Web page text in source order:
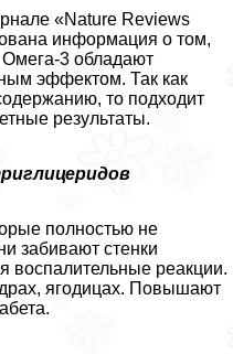
«Nature Reviews
информация о том,
3 обладают
эффектом. Так как
то подходит
результаты.
полностью не
забивают стенки
воспалительные реакции.
ягoдицах. Повышают